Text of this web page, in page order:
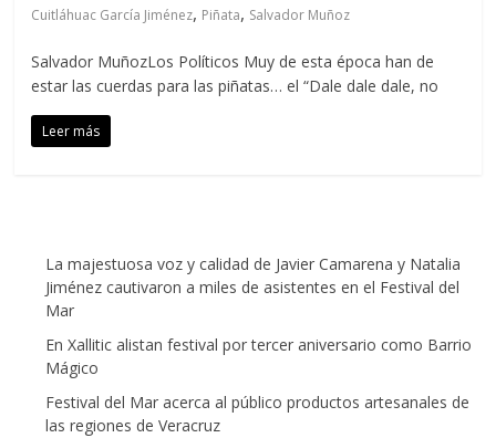
Cuitláhuac García Jiménez, Piñata, Salvador Muñoz
Salvador MuñozLos Políticos Muy de esta época han de
estar las cuerdas para las piñatas… el “Dale dale dale, no
Leer más
La majestuosa voz y calidad de Javier Camarena y Natalia
Jiménez cautivaron a miles de asistentes en el Festival del
Mar
En Xallitic alistan festival por tercer aniversario como Barrio
Mágico
Festival del Mar acerca al público productos artesanales de
las regiones de Veracruz